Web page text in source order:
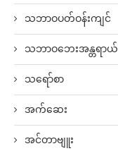
သဘာဝပတ်ဝန်းကျင်
သဘာဝဘေးအန္တရာယ်
သရော်စာ
အက်ဆေး
အင်တာဗျူး